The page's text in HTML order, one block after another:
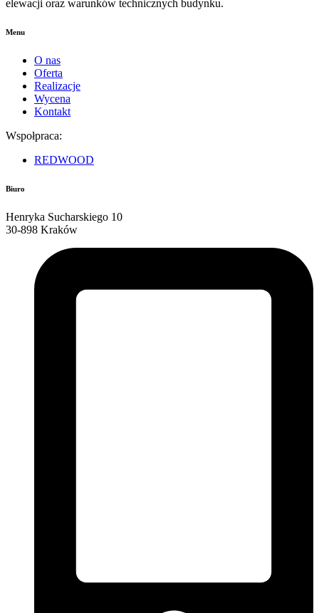
elewacji oraz warunków technicznych budynku.
Menu
O nas
Oferta
Realizacje
Wycena
Kontakt
Wspołpraca:
REDWOOD
Biuro
Henryka Sucharskiego 10
30-898 Kraków